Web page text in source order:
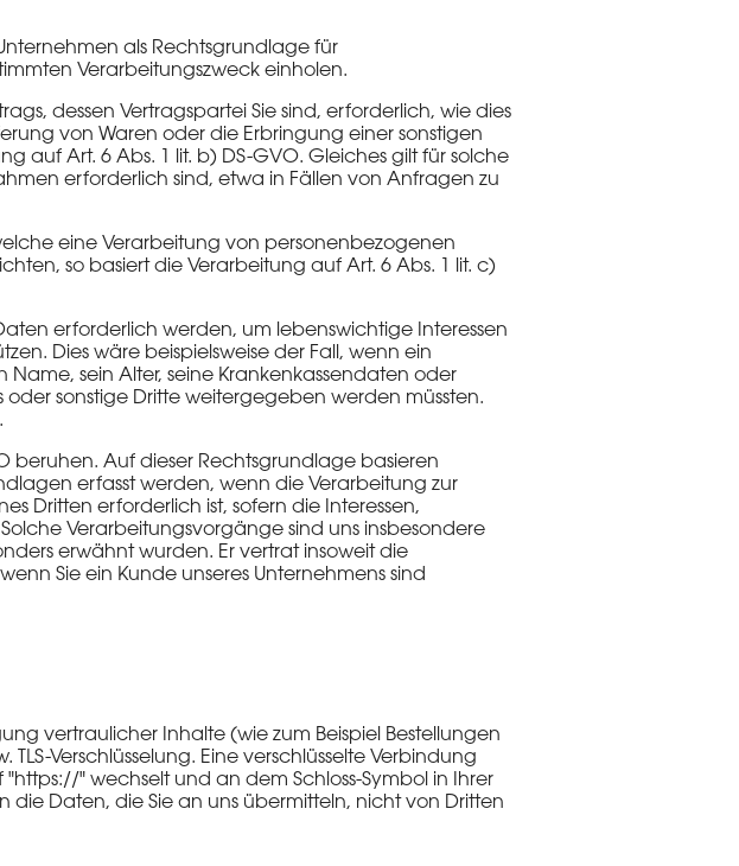
als Rechtsgrundlage für
Verarbeitungszweck einholen.
dessen Vertragspartei Sie sind, erforderlich, wie dies
von Waren oder die Erbringung einer sonstigen
auf Art. 6 Abs. 1 lit. b) DS-GVO. Gleiches gilt für solche
erforderlich sind, etwa in Fällen von Anfragen zu
eine Verarbeitung von personenbezogenen
so basiert die Verarbeitung auf Art. 6 Abs. 1 lit. c)
erforderlich werden, um lebenswichtige Interessen
Dies wäre beispielsweise der Fall, wenn ein
sein Alter, seine Krankenkassendaten oder
sonstige Dritte weitergegeben werden müssten.
beruhen. Auf dieser Rechtsgrundlage basieren
erfasst werden, wenn die Verarbeitung zur
Dritten erforderlich ist, sofern die Interessen,
Verarbeitungsvorgänge sind uns insbesondere
erwähnt wurden. Er vertrat insoweit die
Sie ein Kunde unseres Unternehmens sind
vertraulicher Inhalte (wie zum Beispiel Bestellungen
Verschlüsselung. Eine verschlüsselte Verbindung
" wechselt und an dem Schloss-Symbol in Ihrer
die Daten, die Sie an uns übermitteln, nicht von Dritten